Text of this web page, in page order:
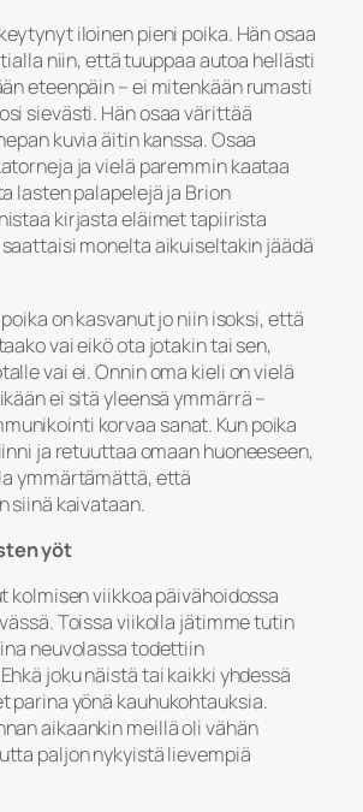
iloinen pieni poika. Hän osaa
niin, että tuuppaa autoa hellästi
eteenpäin – ei mitenkään rumasti
sievästi. Hän osaa värittää
kuvia äitin kanssa. Osaa
ja vielä paremmin kaataa
lasten palapelejä ja Brion
kirjasta eläimet tapiirista
monelta aikuiseltakin jäädä
on kasvanut jo niin isoksi, että
vai eikö ota jotakin tai sen,
vai ei. Onnin oma kieli on vielä
ei sitä yleensä ymmärrä –
korvaa sanat. Kun poika
ja retuuttaa omaan huoneeseen,
ymmärtämättä, että
siinä kaivataan.
yöt
kolmisen viikkoa päivähoidossa
Toissa viikolla jätimme tutin
neuvolassa todettiin
joku näistä tai kaikki yhdessä
parina yönä kauhukohtauksia.
aikaankin meillä oli vähän
paljon nykyistä lievempiä